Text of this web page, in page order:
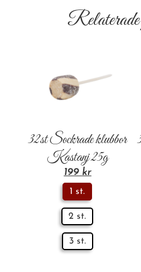
32st Sockrade klubbor
Kastanj 25g
199 kr
1 st.
2 st.
3 st.